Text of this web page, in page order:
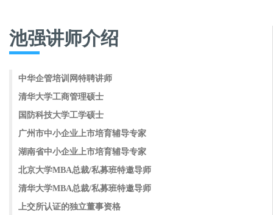
池强讲师介绍
中华企管培训网特聘讲师
清华大学工商管理硕士
国防科技大学工学硕士
广州市中小企业上市培育辅导专家
湖南省中小企业上市培育辅导专家
北京大学MBA总裁/私募班特邀导师
清华大学MBA总裁/私募班特邀导师
上交所认证的独立董事资格